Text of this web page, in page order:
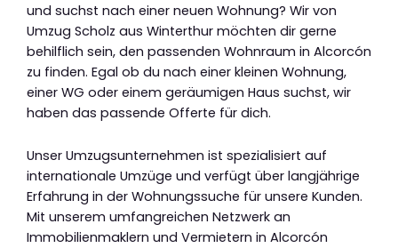
und suchst nach einer neuen Wohnung? Wir von
Umzug Scholz aus Winterthur möchten dir gerne
behilflich sein, den passenden Wohnraum in Alcorcón
zu finden. Egal ob du nach einer kleinen Wohnung,
einer WG oder einem geräumigen Haus suchst, wir
haben das passende Offerte für dich.
Unser Umzugsunternehmen ist spezialisiert auf
internationale Umzüge und verfügt über langjährige
Erfahrung in der Wohnungssuche für unsere Kunden.
Mit unserem umfangreichen Netzwerk an
Immobilienmaklern und Vermietern in Alcorcón